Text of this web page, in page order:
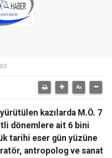
kazılarda M.Ö. 7
dönemlere ait 6 bini
tarihi eser gün yüzüne
antropolog ve sanat